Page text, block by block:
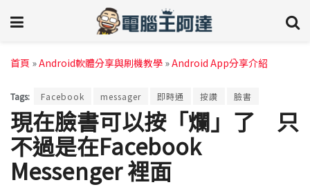
首頁 »Android軟體分享與刷機教學 »Android App分享介紹
Tags: Facebook messager 即時通 按讚 臉書
現在臉書可以按「爛」了 只
不過是在Facebook
Messenger 裡面